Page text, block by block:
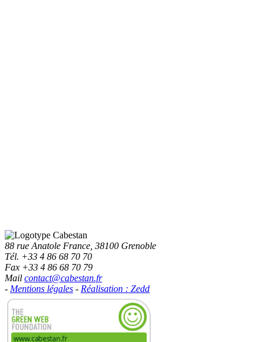
88 rue Anatole France, 38100 Grenoble
Tél. +33 4 86 68 70 70
Fax +33 4 86 68 70 79
Mail contact@cabestan.fr
- Mentions légales - Réalisation : Zedd